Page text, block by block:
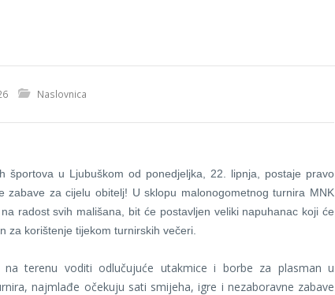
Naslovnica
športova u Ljubuškom od ponedjeljka, 22. lipnja, postaje pravo
zabave za cijelu obitelj! U sklopu malonogometnog turnira MNK
radost svih mališana, bit će postavljen veliki napuhanac koji će
za korištenje tijekom turnirskih večeri.
terenu voditi odlučujuće utakmice i borbe za plasman u
najmlađe očekuju sati smijeha, igre i nezaboravne zabave